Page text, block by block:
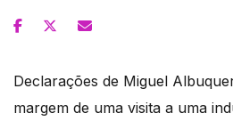
Declarações de Miguel
margem de uma visita a uma